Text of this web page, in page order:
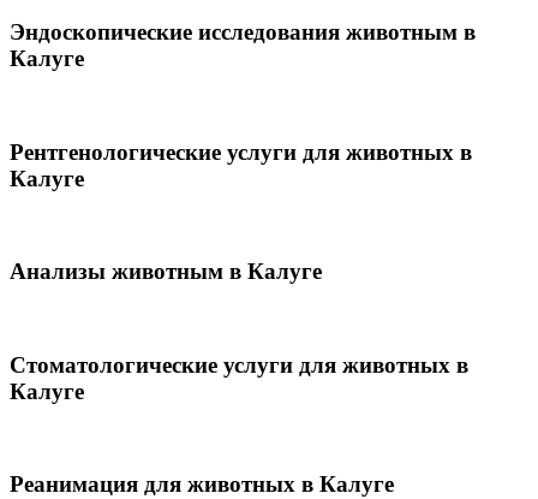
Эндоскопические исследования животным в
Калуге
Рентгенологические услуги для животных в
Калуге
Анализы животным в Калуге
Стоматологические услуги для животных в
Калуге
Реанимация для животных в Калуге